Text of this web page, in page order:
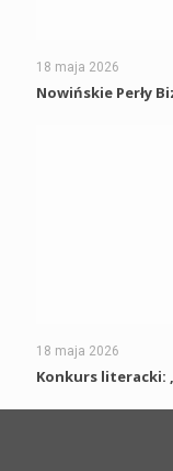
18 maja 2026
Nowińskie Perły
18 maja 2026
Konkurs literacki: